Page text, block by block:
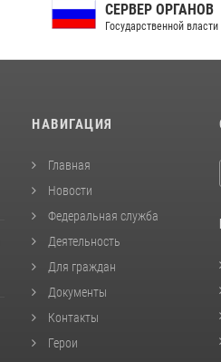
СЕРВЕР ОРГАНОВ
Государственной власти РФ
НАВИГАЦИЯ
Главная
Новости
Федеральная служба
Деятельность
Для граждан
Документы
Контакты
Герои